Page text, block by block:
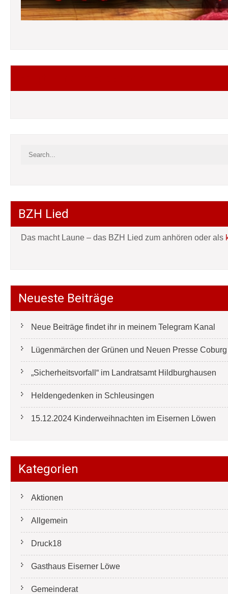
BZH Lied
Das macht Laune – das BZH Lied zum anhören oder als
Neueste Beiträge
Neue Beiträge findet ihr in meinem Telegram Kanal
Lügenmärchen der Grünen und Neuen Presse
„Sicherheitsvorfall“ im Landratsamt Hildburghausen
Heldengedenken in Schleusingen
15.12.2024 Kinderweihnachten im Eisernen Löwen
Kategorien
Aktionen
Allgemein
Druck18
Gasthaus Eiserner Löwe
Gemeinderat